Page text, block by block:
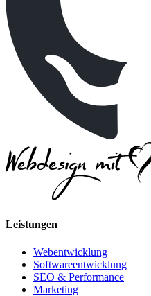
Leistungen
Webentwicklung
Softwareentwicklung
SEO & Performance
Marketing